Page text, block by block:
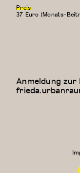
Anmeldung
Preis
37 Euro (Monats-